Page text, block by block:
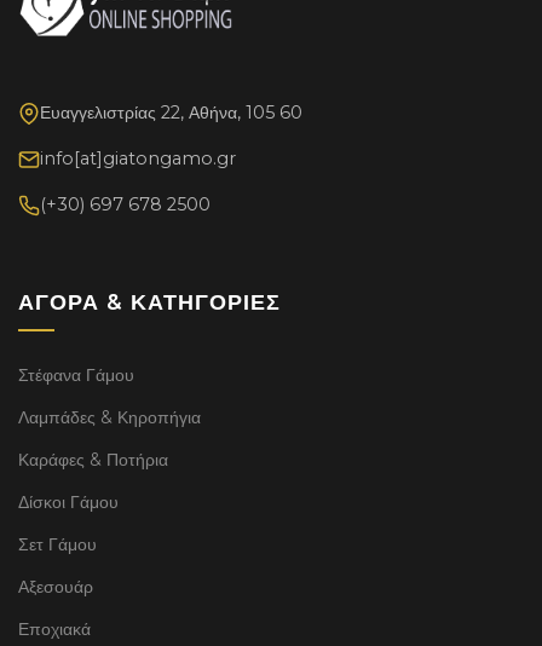
Ευαγγελιστρίας 22, Αθήνα, 105 60
info[at]giatongamo.gr
(+30) 697 678 2500
ΑΓΟΡΆ & ΚΑΤΗΓΟΡΊΕΣ
Στέφανα Γάμου
Λαμπάδες & Κηροπήγια
Καράφες & Ποτήρια
Δίσκοι Γάμου
Σετ Γάμου
Αξεσουάρ
Εποχιακά